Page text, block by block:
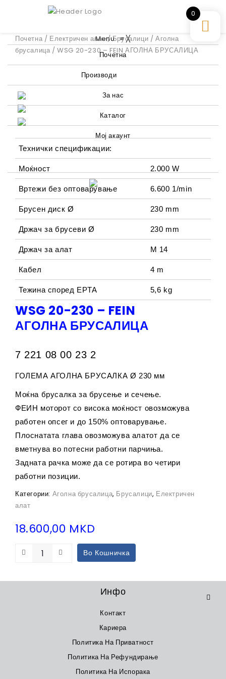
Menu≡╳
Почетна
Производи
За нас
Каталог
Мој акаунт
Почетна / Електричен алат/Брусалици /Аголна
брусалица / WSG 20-230 – FEIN АГОЛНА БРУСАЛИЦА
Технички спецификации:
Моќност 2.000 W
Вртежи без оптоварување 6.600 1/min
Брусен диск Ø 230 mm
Држач за брусеви Ø 230 mm
Држач за алат M 14
Кабел 4 m
Тежина според EPTA 5,6 kg
WSG 20-230 – FEIN
АГОЛНА БРУСАЛИЦА
7 221 08 00 23 2
ГОЛЕМА АГОЛНА БРУСАЛКА Ø 230 мм
Моќна брусалка за брусење и сечење.
ФЕИН моторот со висока моќност овозможува
работен опсег и до 150% оптоварување.
Плоснатата глава овозможува алатот да се
вметнува во потесни работни парчиња.
Задната рачка може да се ротира во четири
работни позиции.
Категории: Аголна брусалица, Брусалици, Електричен
алат
18.600,00 MKD
Во Кошничка
Инфо
Контакт
Кариера
Политика На Приватност
Политика На Рефундирање
Политика На Испорака
0